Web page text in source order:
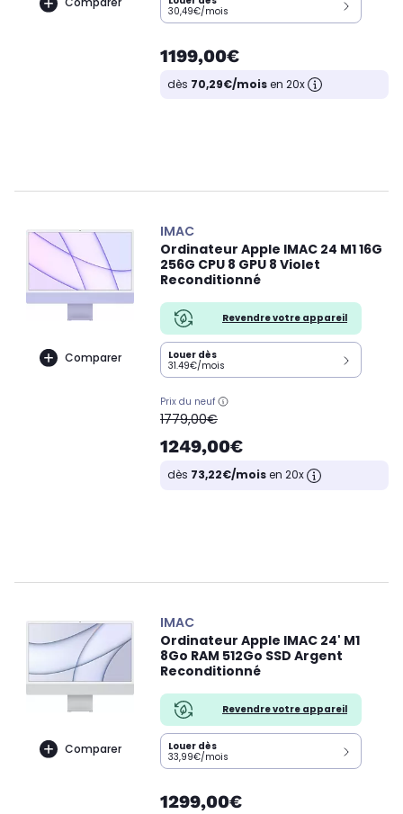
30,49€/mois
1199,00€
dès 70,29€/moisen 20x
Comparer
IMAC
Ordinateur Apple IMAC 24 M1 16G
256G CPU 8 GPU 8 Violet
Reconditionné
Revendre votre appareil
Louer dès
31.49€/mois
Prix du neuf
oldPrice
1779,00€
1249,00€
dès 73,22€/moisen 20x
Comparer
IMAC
Ordinateur Apple IMAC 24' M1
8Go RAM 512Go SSD Argent
Reconditionné
Revendre votre appareil
Louer dès
33,99€/mois
1299,00€